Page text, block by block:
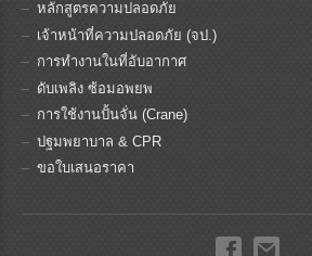
หลักสูตรความปลอดภัย
เจ้าหน้าที่ความปลอดภัย (จป.)
การทำงานในที่อับอากาศ
ดับเพลิง ซ้อมอพยพ
การใช้งานปั้นจั่น (Crane)
ปฐมพยาบาล & CPR
ขอใบเสนอราคา